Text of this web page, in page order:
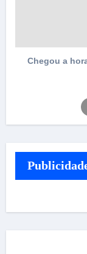
Chegou a